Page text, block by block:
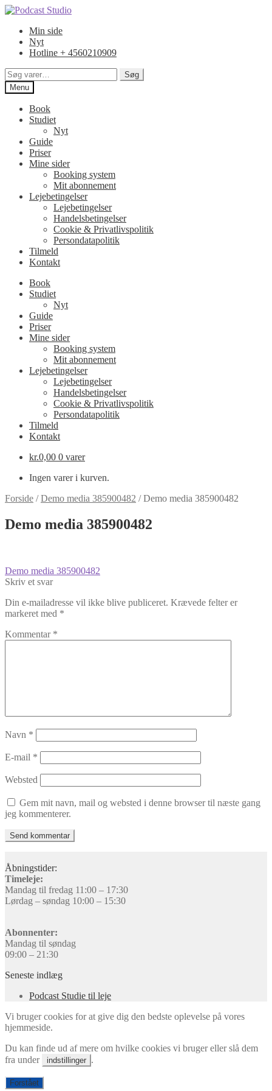
Spring
navigation
Spring
indholdMin side
Nyt
Hotline + 4560210909
Søg
efter:
Søg
Menu
Book
Studiet
Nyt
Guide
Priser
Mine sider
Booking system
Mit abonnement
Lejebetingelser
Lejebetingelser
Handelsbetingelser
Cookie & Privatlivspolitik
Persondatapolitik
Tilmeld
Kontakt
Book
Studiet
Nyt
Guide
Priser
Mine sider
Booking system
Mit abonnement
Lejebetingelser
Lejebetingelser
Handelsbetingelser
Cookie & Privatlivspolitik
Persondatapolitik
Tilmeld
Kontakt
kr.0,00 0 varer
Ingen varer i kurven.
Forside /Demo media 385900482 /Demo media 385900482
Demo media 385900482
Indlægsnavigation
Forrige
indlæg:
Demo media 385900482
Skriv et svar
Din e-mailadresse vil ikke blive publiceret. Krævede felter er
markeret med *
Kommentar *
Navn *
E-mail *
Websted
Gem mit navn, mail og websted i denne browser til næste gang
jeg kommenterer.
Åbningstider:
Timeleje:
Mandag til fredag 11:00 – 17:30
Lørdag – søndag 10:00 – 15:30
Abonnenter:
Mandag til søndag
09:00 – 21:30
Seneste indlæg
Podcast Studie til leje
Vi bruger cookies for at give dig den bedste oplevelse på vores
hjemmeside.
Du kan finde ud af mere om hvilke cookies vi bruger eller slå dem
fra under
indstillinger .
Forstået